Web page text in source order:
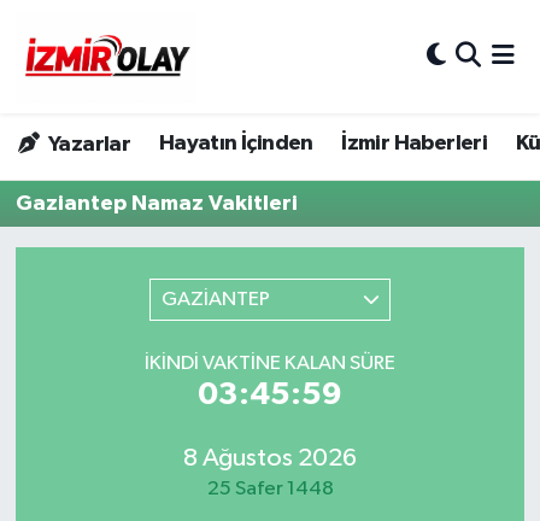
Yazarlar Hayatın İçinden İzmir Haberleri
Gaziantep Namaz Vakitleri
GAZİANTEP
İKINDI VAKTINE KALAN SÜRE
03:45:59
8 Ağustos 2026
25 Safer 1448
Konak Trafik Yoğunluk Haritası
Süper Lig Puan Durumu ve Fikstür
Tüm Manşetler